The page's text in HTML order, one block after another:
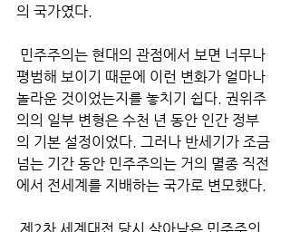
의 국가였다.
평범해 보이기 때문에 이런 변화가 얼마나
놀라운 것이었는지를 놓치기 쉽다. 권위주
의의 일부 변형은 수천 년 동안 인간 정부
의 기본 설정이었다. 그러나 반세기가 조금
넘는 기간 동안 민주주의는 거의 멸종 직전
에서 전세계를 지배하는 국가로 변모했다.